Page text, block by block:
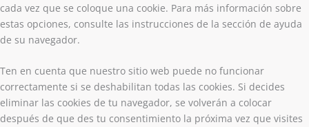
cada vez que se coloque una cookie. Para más información sobre
estas opciones, consulte las instrucciones de la sección de ayuda
de su navegador.
Ten en cuenta que nuestro sitio web puede no funcionar
correctamente si se deshabilitan todas las cookies. Si decides
eliminar las cookies de tu navegador, se volverán a colocar
después de que des tu consentimiento la próxima vez que visites